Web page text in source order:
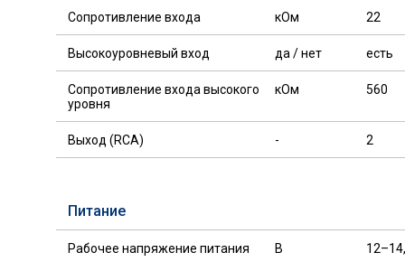
Сопротивление входа кОм 22
Высокоуровневый вход да / нет есть
Сопротивление входа высокого
уровня
кОм 560
Выход (RCA) - 2
Питание
Рабочее напряжение питания В